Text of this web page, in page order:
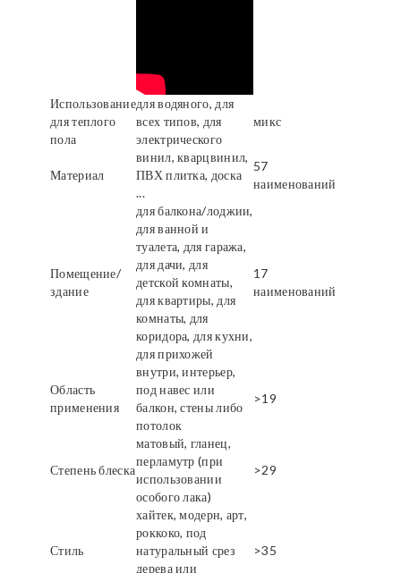
Использование
для теплого
пола
для водяного, для
всех типов, для
электрического
микс
Материал
винил, кварцвинил,
ПВХ плитка, доска
...
57
наименований
Помещение/
здание
для балкона/лоджии,
для ванной и
туалета, для гаража,
для дачи, для
детской комнаты,
для квартиры, для
комнаты, для
коридора, для кухни,
для прихожей
17
наименований
Область
применения
внутри, интерьер,
под навес или
балкон, стены либо
потолок
>19
Степень блеска
матовый, гланец,
перламутр (при
использовании
особого лака)
>29
Стиль
хайтек, модерн, арт,
роккоко, под
натуральный срез
дерева или
>35